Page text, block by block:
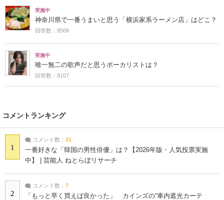
実施中
神奈川県で一番うまいと思う「横浜家系ラーメン店」はどこ？
回答数：8509
実施中
唯一無二の歌声だと思うボーカリストは？
回答数：8107
コメントランキング
1
コメント数： 21
一番好きな「韓国の男性俳優」は？【2026年版・人気投票実施
中】 | 芸能人 ねとらぼリサーチ
2
コメント数： 7
「もっと早く買えば良かった」 カインズの“車内遮光カーテ